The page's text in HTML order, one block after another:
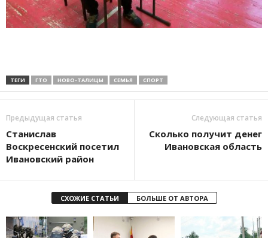
ТЕГИ ГТО НОВО-ТАЛИЦЫ СЕМЬЯ СПОРТ
Предыдущая статья
Станислав
Воскресенский посетил
Ивановский район
Следующая статья
Сколько получит денег
Ивановская область
СХОЖИЕ СТАТЬИ БОЛЬШЕ ОТ АВТОРА